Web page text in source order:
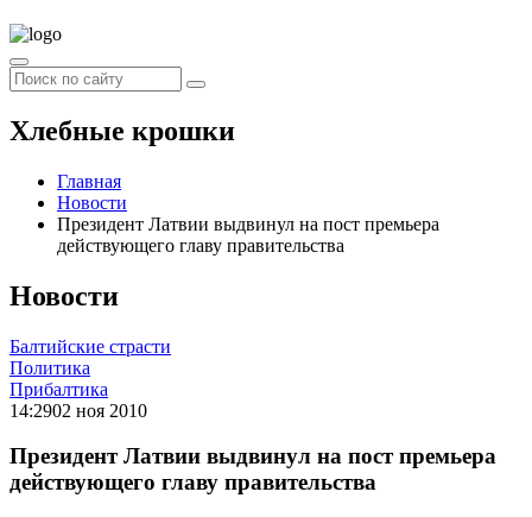
Хлебные крошки
Главная
Новости
Президент Латвии выдвинул на пост премьера
действующего главу правительства
Новости
Балтийские страсти
Политика
Прибалтика
14:2902 ноя 2010
Президент Латвии выдвинул на пост премьера
действующего главу правительства